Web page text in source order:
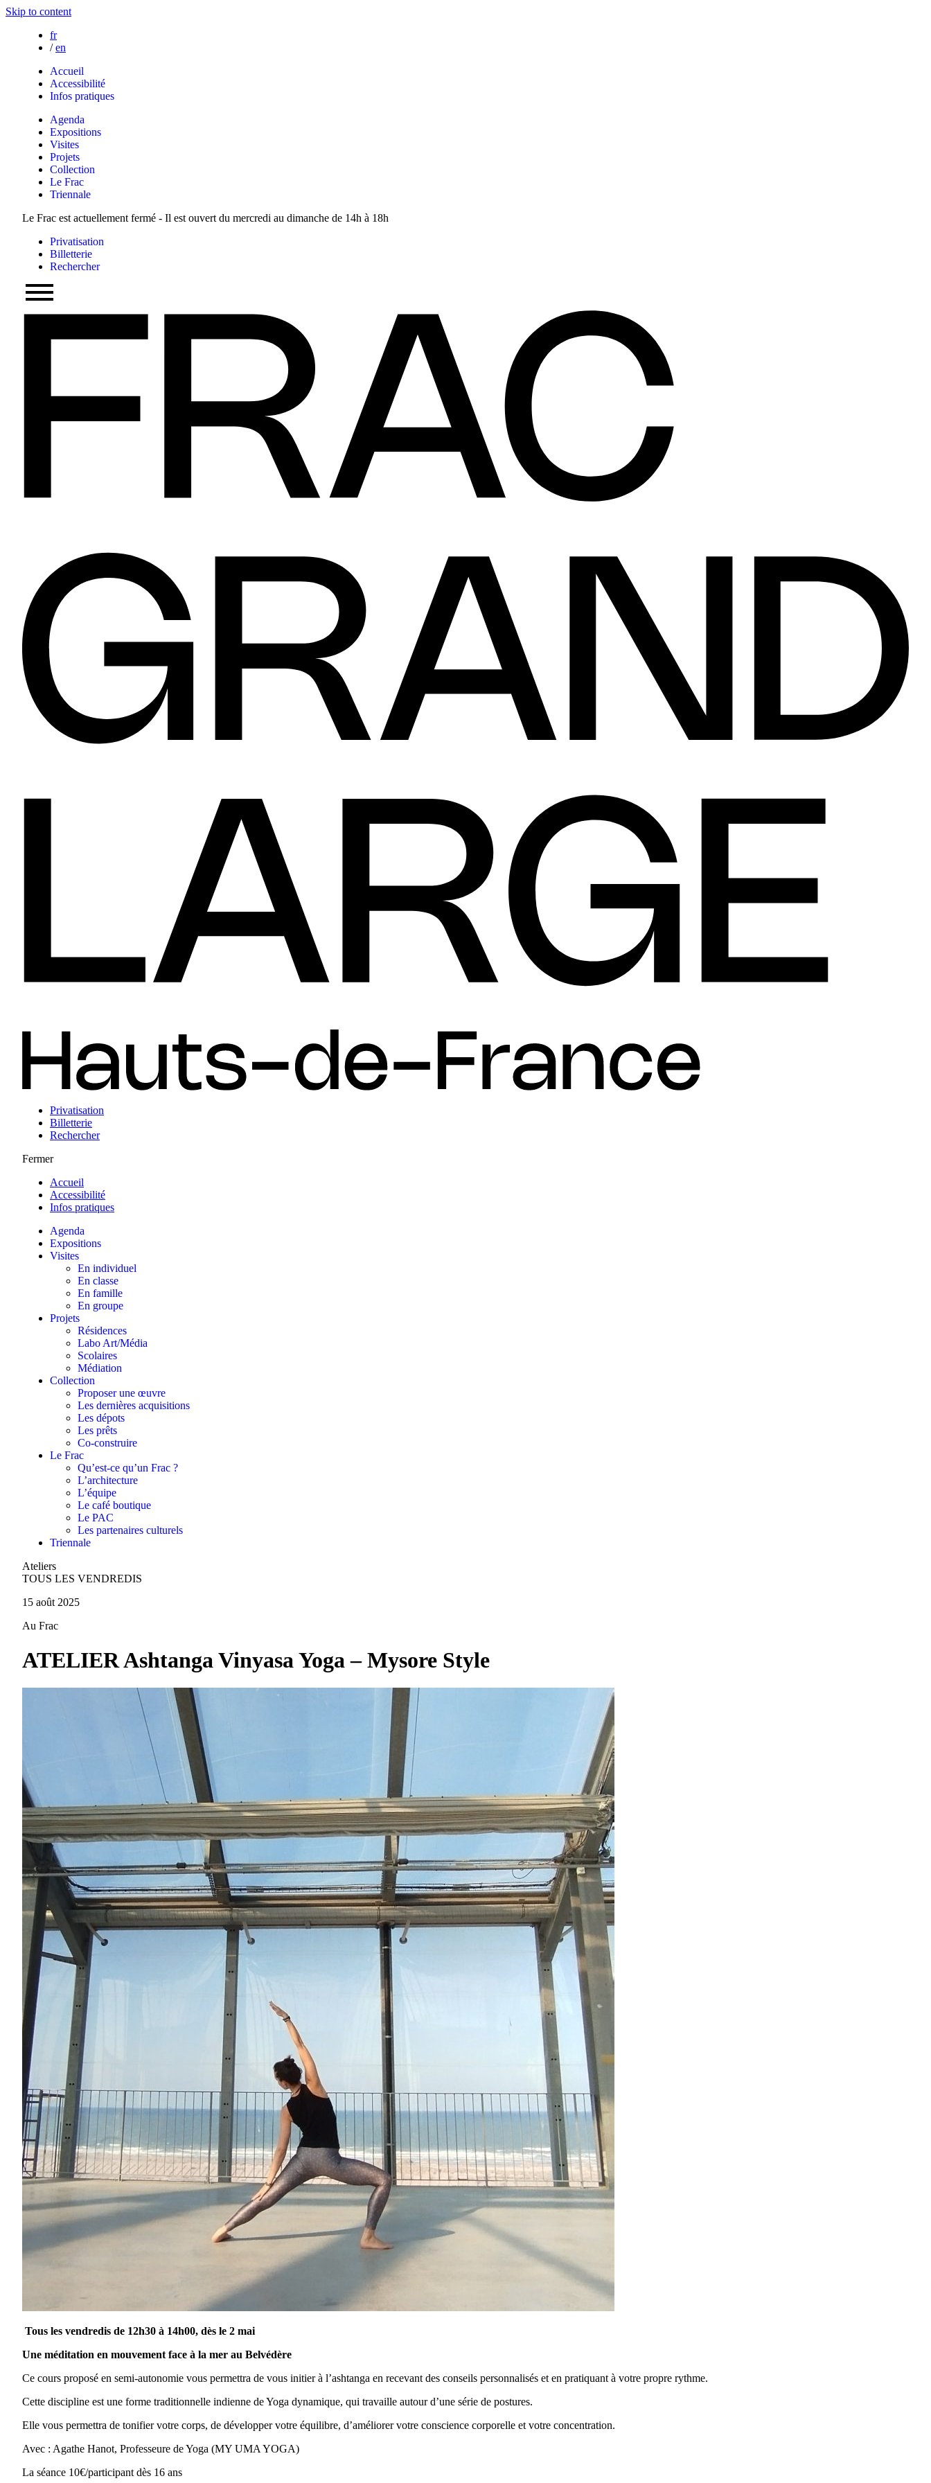
Skip to content
fr
/ en
Accueil
Accessibilité
Infos pratiques
Agenda
Expositions
Visites
Projets
Collection
Le Frac
Triennale
Le Frac est actuellement fermé - Il est ouvert du mercredi au dimanche de 14h à 18h
Privatisation
Billetterie
Rechercher
Privatisation
Billetterie
Rechercher
Fermer
Accueil
Accessibilité
Infos pratiques
Agenda
Expositions
Visites
En individuel
En classe
En famille
En groupe
Projets
Résidences
Labo Art/Média
Scolaires
Médiation
Collection
Proposer une œuvre
Les dernières acquisitions
Les dépots
Les prêts
Co-construire
Le Frac
Qu’est-ce qu’un Frac ?
L’architecture
L’équipe
Le café boutique
Le PAC
Les partenaires culturels
Triennale
Ateliers
TOUS LES VENDREDIS
15 août 2025
Au Frac
ATELIER Ashtanga Vinyasa Yoga – Mysore Style
Tous les vendredis de 12h30 à 14h00, dès le 2 mai
Une méditation en mouvement face à la mer au Belvédère
Ce cours proposé en semi-autonomie vous permettra de vous initier à l’ashtanga en recevant des conseils personnalisés et en pratiquant à votre propre rythme.
Cette discipline est une forme traditionnelle indienne de Yoga dynamique, qui travaille autour d’une série de postures.
Elle vous permettra de tonifier votre corps, de développer votre équilibre, d’améliorer votre conscience corporelle et votre concentration.
Avec : Agathe Hanot, Professeure de Yoga (MY UMA YOGA)
La séance 10€/participant dès 16 ans